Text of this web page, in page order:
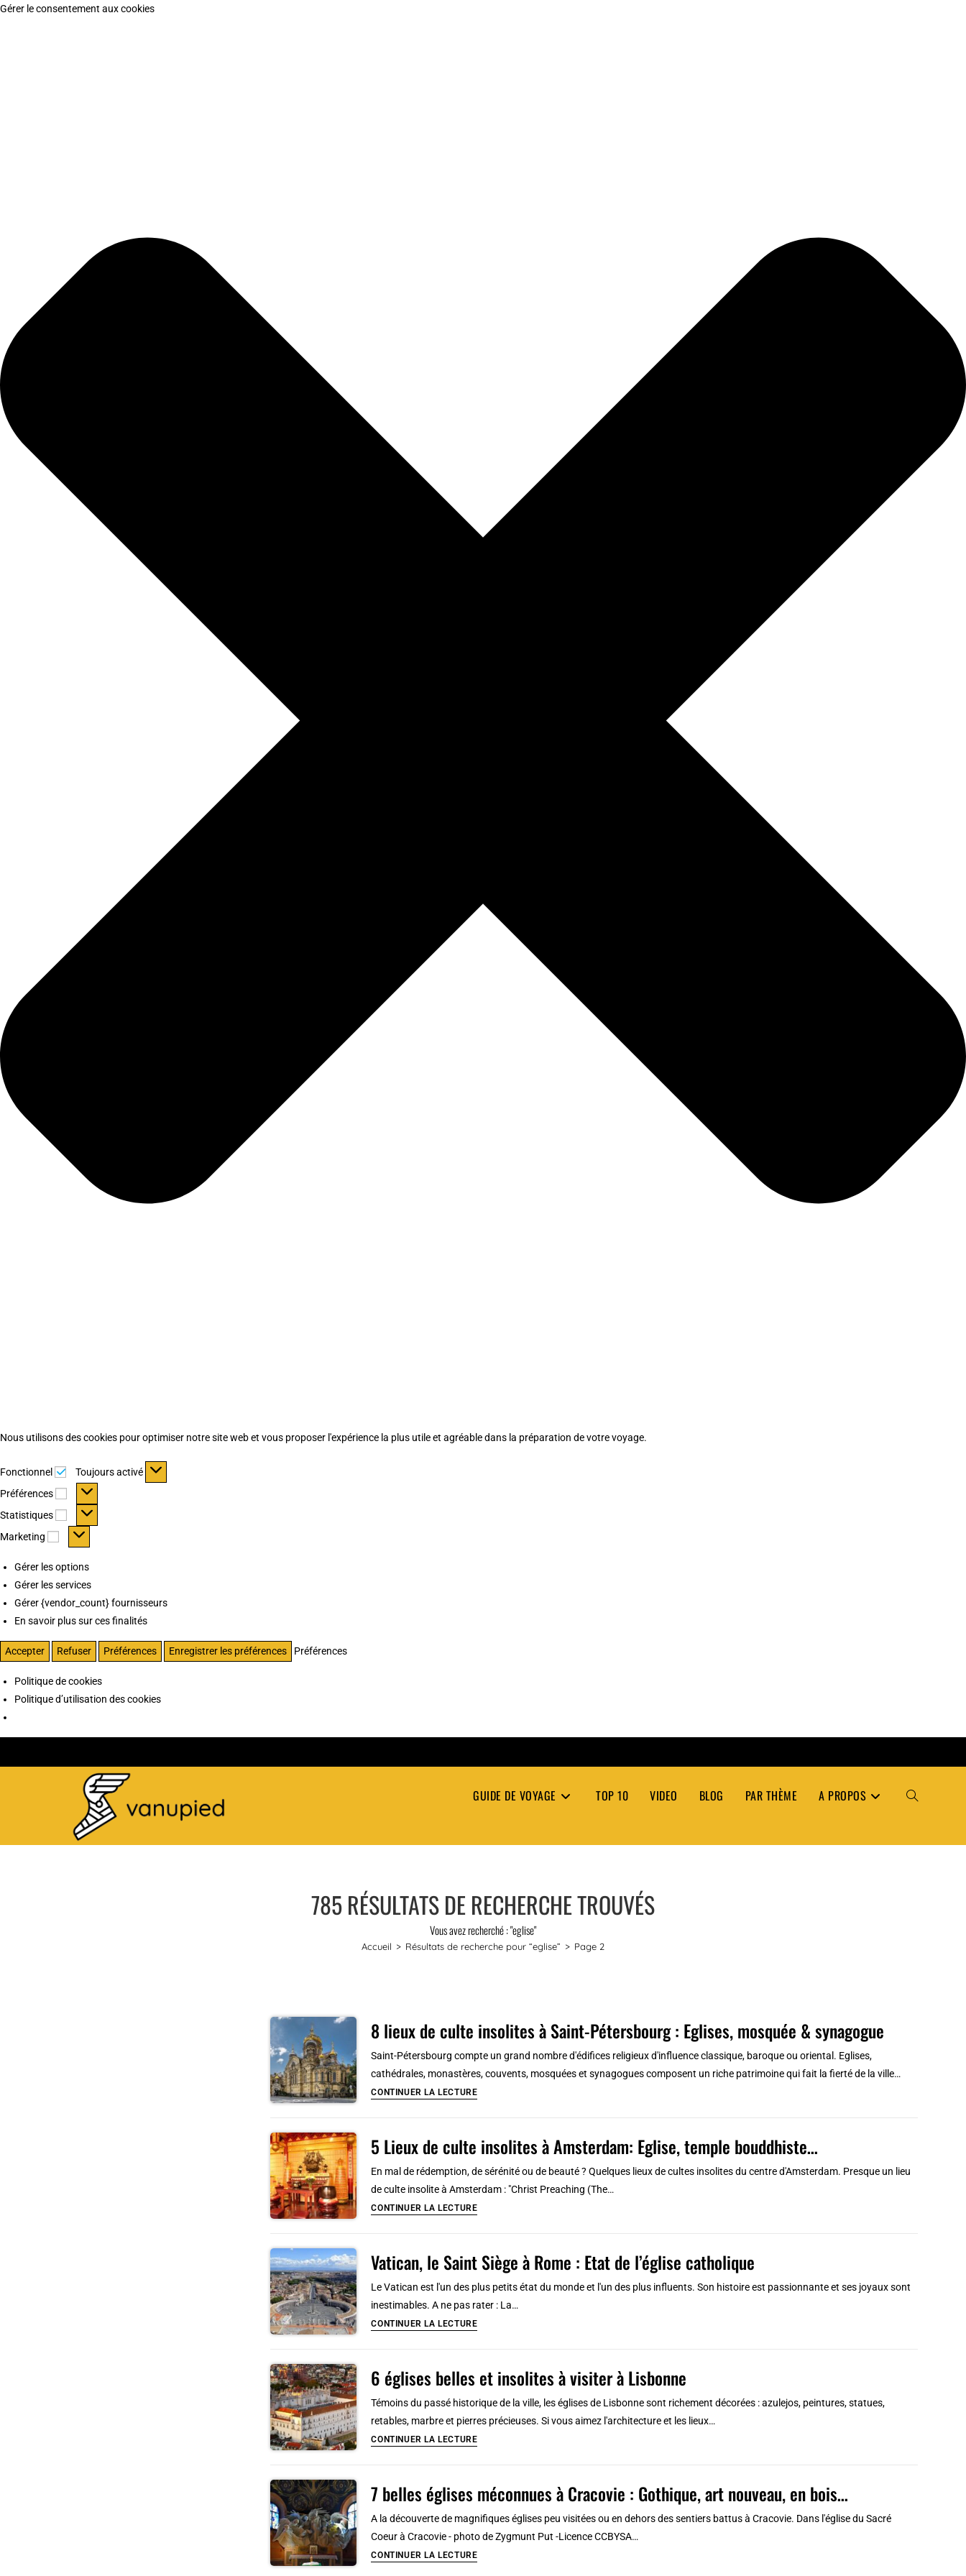
Gérer le consentement aux cookies
Nous utilisons des cookies pour optimiser notre site web et vous proposer l'expérience la plus utile et agréable dans la préparation de votre voyage.
Fonctionnel Fonctionnel
Toujours activé
Préférences
Préférences
Statistiques Statistiques
Marketing Marketing
Gérer les options
Gérer les services
Gérer {vendor_count} fournisseurs
En savoir plus sur ces finalités
Accepter Refuser Préférences Enregistrer les préférences Préférences
Politique de cookies
Politique d’utilisation des cookies
GUIDE DE VOYAGE TOP 10 VIDEO BLOG PAR THÈME A PROPOS TOGGLE
785RÉSULTATS DE RECHERCHE TROUVÉS
Vous avez recherché : "eglise"
Accueil > Résultats de recherche pour “eglise” > Page 2
8 lieux de culte insolites à Saint-Pétersbourg : Eglises, mosquée & synagogue
Saint-Pétersbourg compte un grand nombre d'édifices religieux d'influence classique, baroque ou oriental. Eglises,
cathédrales, monastères, couvents, mosquées et synagogues composent un riche patrimoine qui fait la fierté de la ville…
CONTINUER LA LECTURE8
culte
Pétersbourg
mosquée
&
synagogue
5 Lieux de culte insolites à Amsterdam: Eglise, temple bouddhiste…
En mal de rédemption, de sérénité ou de beauté ? Quelques lieux de cultes insolites du centre d'Amsterdam. Presque un lieu
de culte insolite à Amsterdam : "Christ Preaching (The…
CONTINUER LA LECTURE5
culte
Eglise,
Vatican, le Saint Siège à Rome : Etat de l’église catholique
Le Vatican est l'un des plus petits état du monde et l'un des plus influents. Son histoire est passionnante et ses joyaux sont
inestimables. A ne pas rater : La…
CONTINUER LA LECTUREVatican,
Siège
Rome
Etat
catholique
6 églises belles et insolites à visiter à Lisbonne
Témoins du passé historique de la ville, les églises de Lisbonne sont richement décorées : azulejos, peintures, statues,
retables, marbre et pierres précieuses. Si vous aimez l'architecture et les lieux…
CONTINUER LA LECTURE6
et
visiter
à
7 belles églises méconnues à Cracovie : Gothique, art nouveau, en bois…
A la découverte de magnifiques églises peu visitées ou en dehors des sentiers battus à Cracovie. Dans l'église du Sacré
Coeur à Cracovie - photo de Zygmunt Put -Licence CCBYSA…
CONTINUER LA LECTURE7